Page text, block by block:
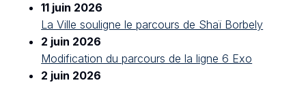
11 juin 2026
La Ville souligne le parcours de Shaï Borbely
2 juin 2026
Modification du parcours de la ligne 6 Exo
2 juin 2026